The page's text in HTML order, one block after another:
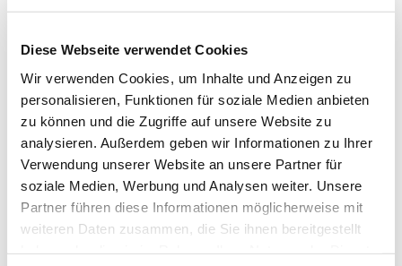
Diese Webseite verwendet Cookies
Wir verwenden Cookies, um Inhalte und Anzeigen zu
personalisieren, Funktionen für soziale Medien anbieten
zu können und die Zugriffe auf unsere Website zu
analysieren. Außerdem geben wir Informationen zu Ihrer
Verwendung unserer Website an unsere Partner für
soziale Medien, Werbung und Analysen weiter. Unsere
Partner führen diese Informationen möglicherweise mit
weiteren Daten zusammen, die Sie ihnen bereitgestellt
klar: Der Schutz globaler Wälder lässt sich erreichen,
ohne die europäische Druckindustrie strukturell zu
überlasten. Diese Balance war Ziel der
Verbandsarbeit des BVDM und findet sich nun in der
Einigung wieder.
Die durch den BVDM gemeinsam mit anderen
Branchenverbänden geforderte Konzentration der